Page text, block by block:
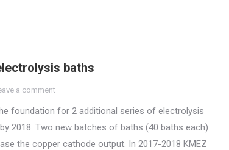
baths
a comment
foundation for 2 additional series of electrolysis
2018. Two new batches of baths (40 baths each)
the copper cathode output. In 2017-2018 KMEZ